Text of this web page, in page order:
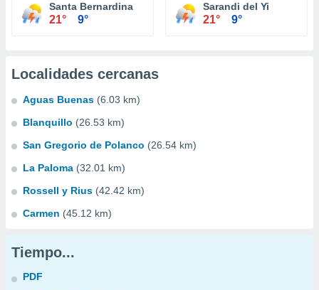
Santa Bernardina
21° 9°
Sarandi del Yi
21° 9°
Localidades cercanas
Aguas Buenas (6.03 km)
Blanquillo (26.53 km)
San Gregorio de Polanco (26.54 km)
La Paloma (32.01 km)
Rossell y Rius (42.42 km)
Carmen (45.12 km)
Tiempo...
PDF